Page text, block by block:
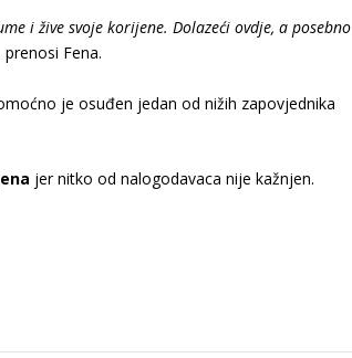
i žive svoje korijene. Dolazeći ovdje, a posebno
Fena.
je osuđen jedan od nižih zapovjednika
jer nitko od nalogodavaca nije kažnjen.